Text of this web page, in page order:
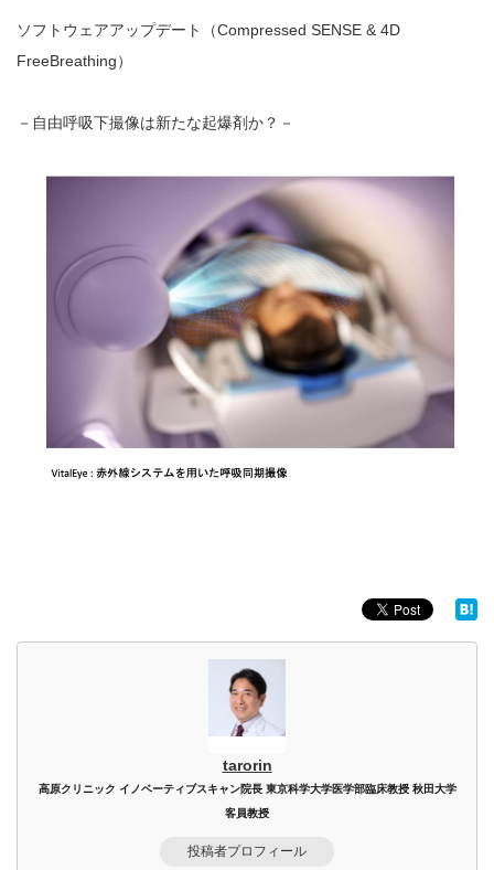
ソフトウェアアップデート（Compressed SENSE & 4D
FreeBreathing）
－自由呼吸下撮像は新たな起爆剤か？－
tarorin
高原クリニック イノベーティブスキャン院長 東京科学大学医学部臨床教授 秋田大学
客員教授
投稿者プロフィール